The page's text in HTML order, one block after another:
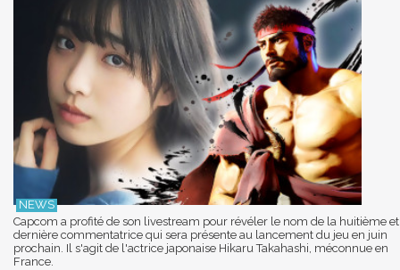
Capcom a profité de son livestream pour révéler le nom de la huitième et
dernière commentatrice qui sera présente au lancement du jeu en juin
prochain. Il s'agit de l'actrice japonaise Hikaru Takahashi, méconnue en
France.